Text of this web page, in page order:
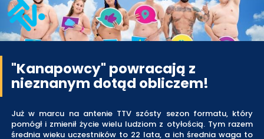
"Kanapowcy" powracają z
nieznanym dotąd obliczem!
Już w marcu na antenie TTV szósty sezon formatu, który
pomógł i zmienił życie wielu ludziom z otyłością. Tym razem
średnia wieku uczestników to 22 lata, a ich średnia waga to